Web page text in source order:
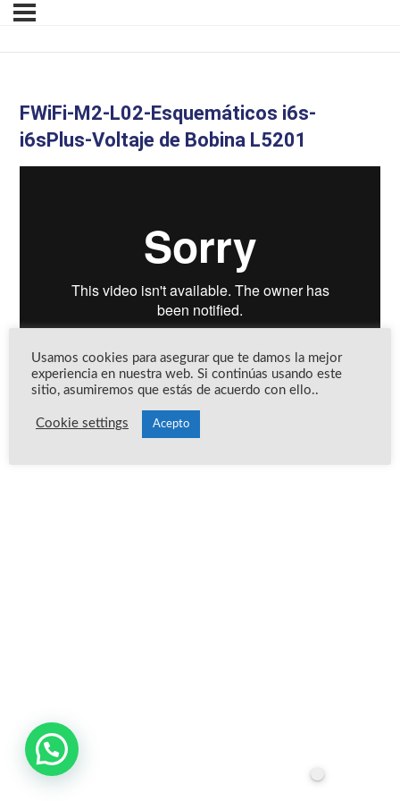
FWiFi-M2-L02-Esquemáticos i6s-
i6sPlus-Voltaje de Bobina L5201
Usamos cookies para asegurar que te damos la mejor
experiencia en nuestra web. Si continúas usando este
sitio, asumiremos que estás de acuerdo con ello..
Cookie settings Acepto